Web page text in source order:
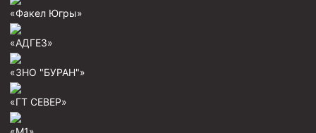
Шаблоны колонные
Пауки механические
Желонки
«Факел Югры»
«АДГЕЗ»
«ЗНО "БУРАН"»
«ГТ СЕВЕР»